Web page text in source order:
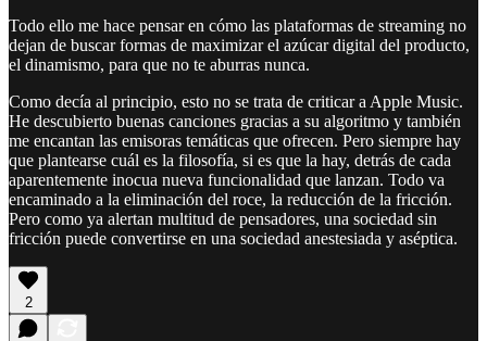
Todo ello me hace pensar en cómo las plataformas de streaming no
dejan de buscar formas de maximizar el azúcar digital del producto,
el dinamismo, para que no te aburras nunca.
Como decía al principio, esto no se trata de criticar a Apple Music.
He descubierto buenas canciones gracias a su algoritmo y también
me encantan las emisoras temáticas que ofrecen. Pero siempre hay
que plantearse cuál es la filosofía, si es que la hay, detrás de cada
aparentemente inocua nueva funcionalidad que lanzan. Todo va
encaminado a la eliminación del roce, la reducción de la fricción.
Pero como ya alertan multitud de pensadores, una sociedad sin
fricción puede convertirse en una sociedad anestesiada y aséptica.
2